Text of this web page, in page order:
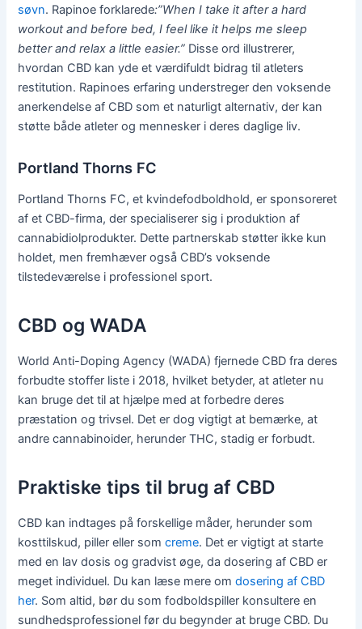
søvn. Rapinoe forklarede:”When I take it after a hard
workout and before bed, I feel like it helps me sleep
better and relax a little easier.” Disse ord illustrerer,
hvordan CBD kan yde et værdifuldt bidrag til atleters
restitution. Rapinoes erfaring understreger den voksende
anerkendelse af CBD som et naturligt alternativ, der kan
støtte både atleter og mennesker i deres daglige liv.
Portland Thorns FC
Portland Thorns FC, et kvindefodboldhold, er sponsoreret
af et CBD-firma, der specialiserer sig i produktion af
cannabidiolprodukter. Dette partnerskab støtter ikke kun
holdet, men fremhæver også CBD’s voksende
tilstedeværelse i professionel sport.
CBD og WADA
World Anti-Doping Agency (WADA) fjernede CBD fra deres
forbudte stoffer liste i 2018, hvilket betyder, at atleter nu
kan bruge det til at hjælpe med at forbedre deres
præstation og trivsel. Det er dog vigtigt at bemærke, at
andre cannabinoider, herunder THC, stadig er forbudt.
Praktiske tips til brug af CBD
CBD kan indtages på forskellige måder, herunder som
kosttilskud, piller eller somcreme. Det er vigtigt at starte
med en lav dosis og gradvist øge, da dosering af CBD er
meget individuel. Du kan læse mere omdosering af CBD
her. Som altid, bør du som fodboldspiller konsultere en
sundhedsprofessionel før du begynder at bruge CBD. Du